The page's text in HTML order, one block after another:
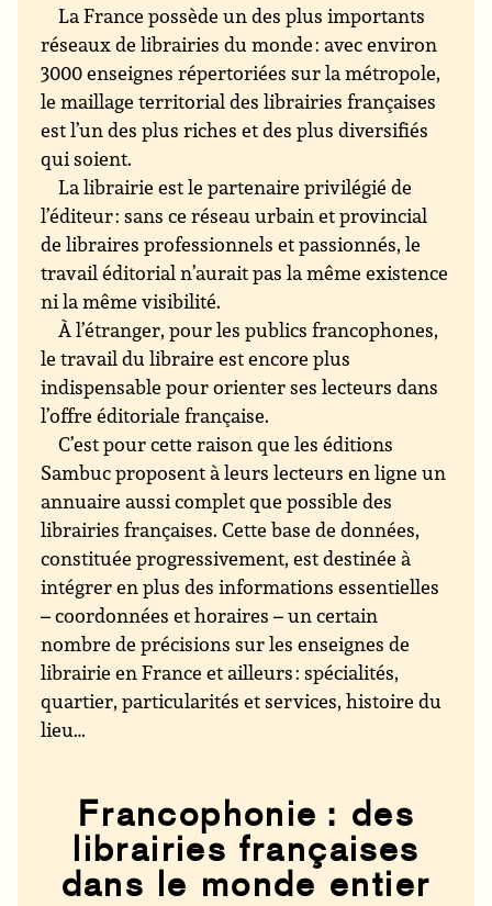
La France possède un des plus importants
réseaux de librairies du monde : avec environ
3000 enseignes répertoriées sur la métropole,
le maillage territorial des librairies françaises
est l’un des plus riches et des plus diversifiés
qui soient.
La librairie est le partenaire privilégié de
l’éditeur : sans ce réseau urbain et provincial
de libraires professionnels et passionnés, le
travail éditorial n’aurait pas la même existence
ni la même visibilité.
À l’étranger, pour les publics francophones,
le travail du libraire est encore plus
indispensable pour orienter ses lecteurs dans
l’offre éditoriale française.
C’est pour cette raison que les éditions
Sambuc proposent à leurs lecteurs en ligne un
annuaire aussi complet que possible des
librairies françaises. Cette base de données,
constituée progressivement, est destinée à
intégrer en plus des informations essentielles
– coordonnées et horaires – un certain
nombre de précisions sur les enseignes de
librairie en France et ailleurs : spécialités,
quartier, particularités et services, histoire du
lieu…
Francophonie : des
librairies françaises
dans le monde entier